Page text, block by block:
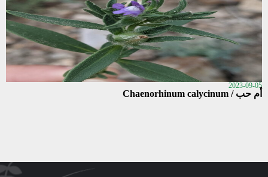
2023-09-05
أم حب / Chaenorhinum calycinum